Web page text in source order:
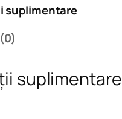
suplimentare
suplimentare